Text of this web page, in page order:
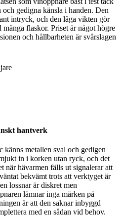
gedigna känsla i handen. Den
intryck, och den låga vikten gör
flaskor. Priset är något högre
och hållbarheten är svårslagen
hantverk
metallen sval och gedigen
in i korken utan ryck, och det
när hävarmen fälls ut signalerar att
bekvämt trots att verktyget är
lossnar är diskret men
lämnar inga märken på
är att den saknar inbyggd
med en sådan vid behov.